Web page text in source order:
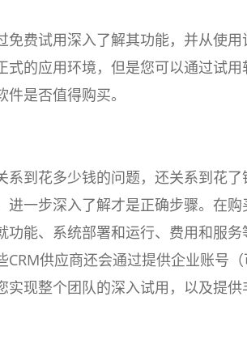
免费试用深入了解其功能，并从使用
的应用环境，但是您可以通过试用
是否值得购买。
系到花多少钱的问题，还关系到花了
进一步深入了解才是正确步骤。在购
功能、系统部署和运行、费用和服务
供应商还会通过提供企业账号
实现整个团队的深入试用，以及提供